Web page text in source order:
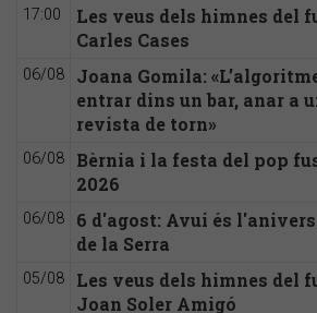
17:00
Les veus dels himnes del
Carles Cases
06/08
Joana Gomila:
entrar dins un bar, anar a
revista de torn»
06/08
Bèrnia i la festa del pop
2026
06/08
6 d'agost: Avui és
de la Serra
05/08
Les veus dels himnes del
Joan Soler Amigó